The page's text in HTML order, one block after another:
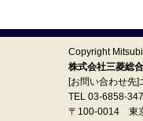
Copyright
株式会社三菱総
[お問い合わせ先]
TEL 03-6858-
〒100‐0014 東